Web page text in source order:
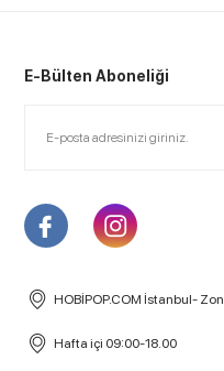
E-Bülten Aboneliği
HOBİPOP.COM İstanbul-
Hafta içi 09:00-18.00